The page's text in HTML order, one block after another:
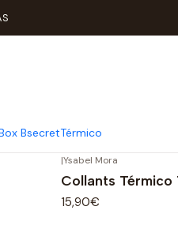
BsecretTérmico
|Ysabel Mora
Collants Térmico
15,90€